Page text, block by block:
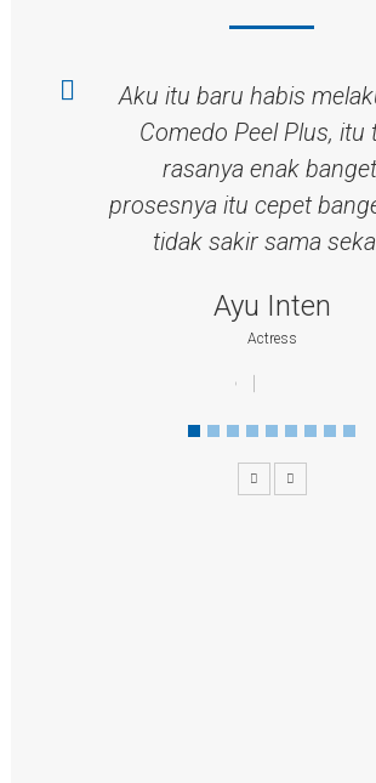
Aku itu baru habis
Comedo Peel Plus, itu
rasanya enak
prosesnya itu cepet
tidak sakir sama
Ayu Inten
Actress